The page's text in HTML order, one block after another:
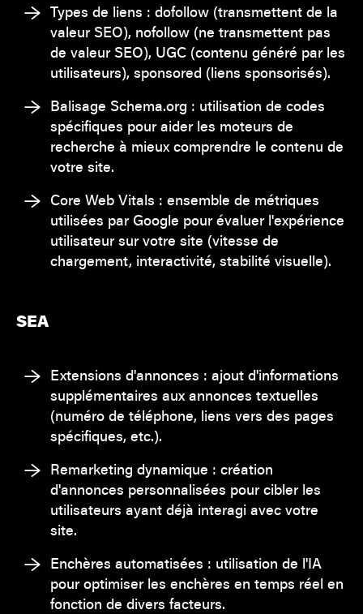
Types de liens : dofollow (transmettent de la
valeur SEO), nofollow (ne transmettent pas
de valeur SEO), UGC (contenu généré par les
utilisateurs), sponsored (liens sponsorisés).
Balisage Schema.org : utilisation de codes
spécifiques pour aider les moteurs de
recherche à mieux comprendre le contenu de
votre site.
Core Web Vitals : ensemble de métriques
utilisées par Google pour évaluer l'expérience
utilisateur sur votre site (vitesse de
chargement, interactivité, stabilité visuelle).
SEA
Extensions d'annonces : ajout d'informations
supplémentaires aux annonces textuelles
(numéro de téléphone, liens vers des pages
spécifiques, etc.).
Remarketing dynamique : création
d'annonces personnalisées pour cibler les
utilisateurs ayant déjà interagi avec votre
site.
Enchères automatisées : utilisation de l'IA
pour optimiser les enchères en temps réel en
fonction de divers facteurs.